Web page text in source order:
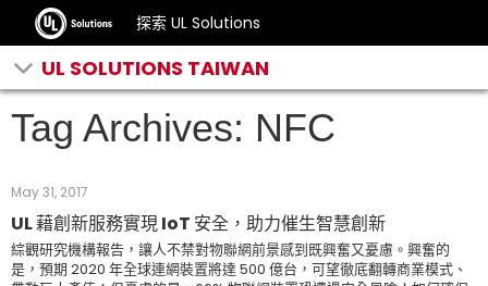
探索 UL Solutions
UL SOLUTIONS TAIWAN
Tag Archives: NFC
May 31, 2017
UL 藉創新服務實現 IoT 安全，助力催生智慧創新
綜觀研究機構報告，讓人不禁對物聯網前景感到既興奮又憂慮。興奮的
是，預期 2020 年全球連網裝置將達 500 億台，可望徹底翻轉商業模式、